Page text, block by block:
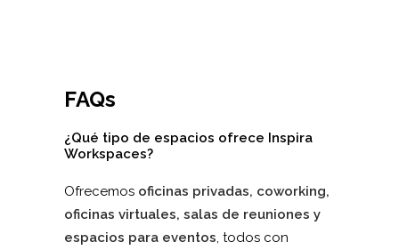
FAQs
¿Qué tipo de espacios ofrece Inspira
Workspaces?
Ofrecemos oficinas privadas, coworking,
oficinas virtuales, salas de reuniones y
espacios para eventos, todos con